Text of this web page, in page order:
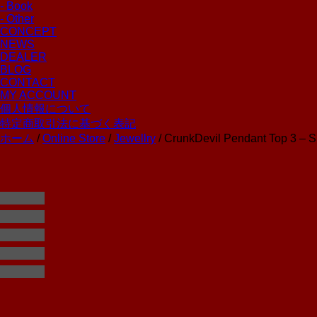
- Book
- Other
CONCEPT
NEWS
DEALER
BLOG
CONTACT
MY ACCOUNT
個人情報について
特定商取引法に基づく表記
ホーム /Online Store /Jewellry / CrunkDevil Pendant Top 3 –